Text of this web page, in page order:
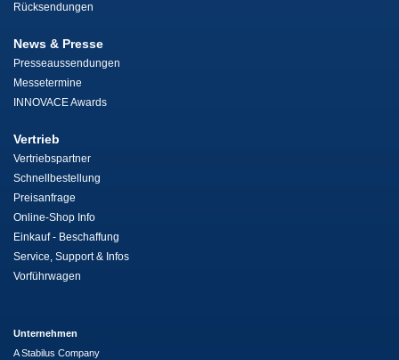
Rücksendungen
News & Presse
Presseaussendungen
Messetermine
INNOVACE Awards
Vertrieb
Vertriebspartner
Schnellbestellung
Preisanfrage
Online-Shop Info
Einkauf - Beschaffung
Service, Support & Infos
Vorführwagen
Unternehmen
A Stabilus Company